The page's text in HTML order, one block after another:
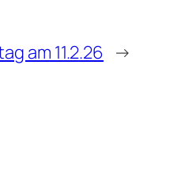
am 11.2.26 →